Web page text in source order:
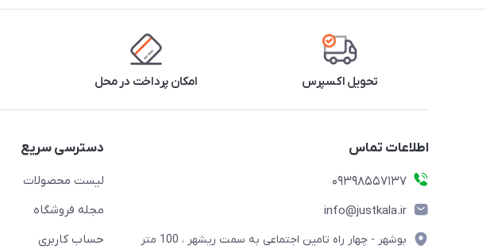
تحویل اکسپرس امکان پرداخت در محل
اطلاعات تماس
09398557137
info@justkala.ir
بوشهر - چهار راه تامین اجتماعی به سمت ریشهر ، 100 متر
دسترسی سریع
لیست محصولات
مجله فروشگاه
حساب کاربری